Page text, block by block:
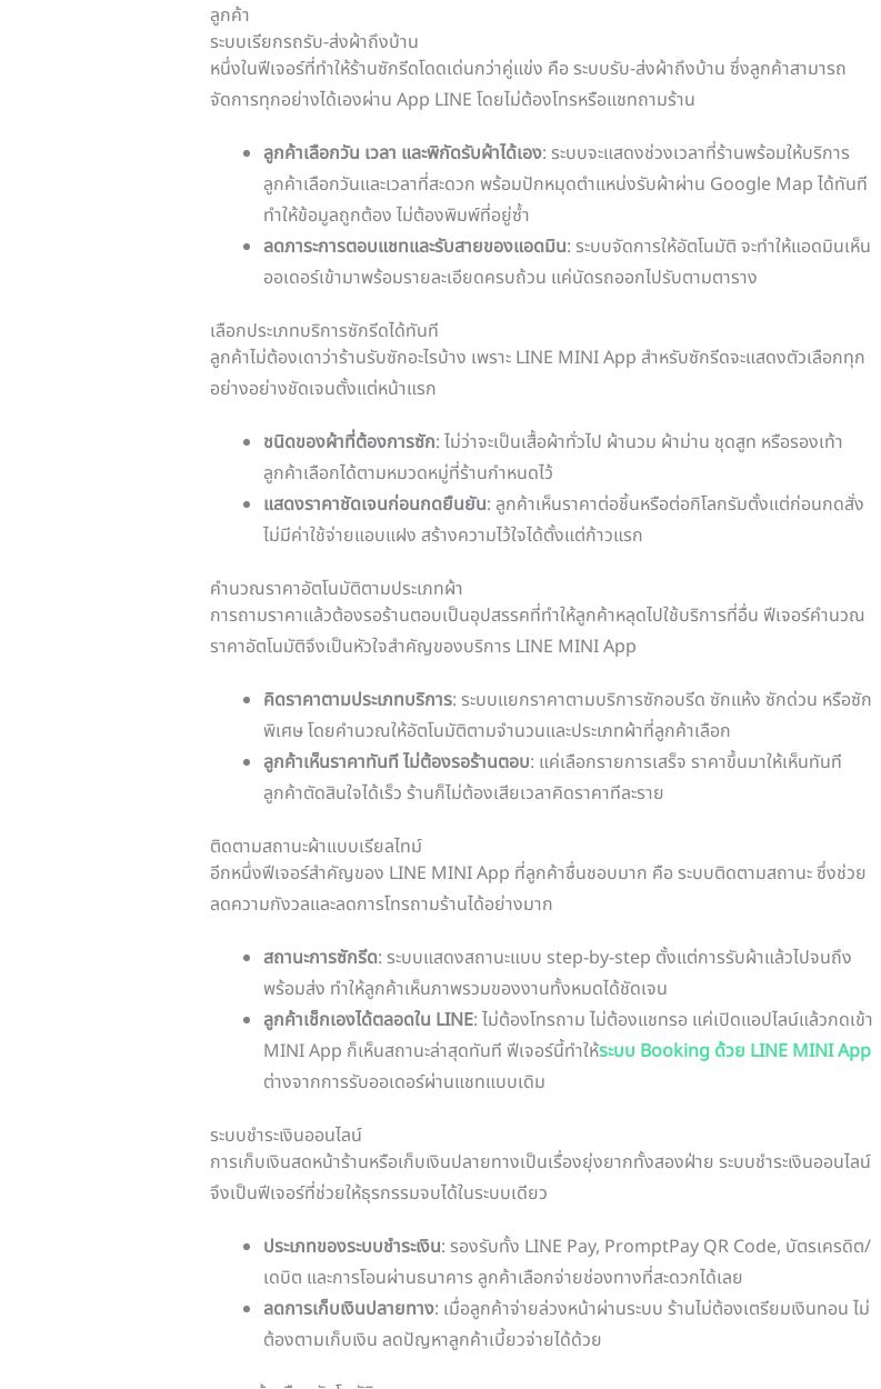
ลูกค้า
ระบบเรียกรถรับ-ส่งผ้าถึงบ้าน
หนึ่งในฟีเจอร์ที่ทำให้ร้านซักรีดโดดเด่นกว่าคู่แข่ง คือ ระบบรับ-ส่งผ้าถึงบ้าน ซึ่งลูกค้าสามารถ
จัดการทุกอย่างได้เองผ่าน App LINE โดยไม่ต้องโทรหรือแชทถามร้าน
ลูกค้าเลือกวัน เวลา และพิกัดรับผ้าได้เอง: ระบบจะแสดงช่วงเวลาที่ร้านพร้อมให้บริการ
ลูกค้าเลือกวันและเวลาที่สะดวก พร้อมปักหมุดตำแหน่งรับผ้าผ่าน Google Map ได้ทันที
ทำให้ข้อมูลถูกต้อง ไม่ต้องพิมพ์ที่อยู่ซ้ำ
ลดภาระการตอบแชทและรับสายของแอดมิน: ระบบจัดการให้อัตโนมัติ จะทำให้แอดมินเห็น
ออเดอร์เข้ามาพร้อมรายละเอียดครบถ้วน แค่นัดรถออกไปรับตามตาราง
เลือกประเภทบริการซักรีดได้ทันที
ลูกค้าไม่ต้องเดาว่าร้านรับซักอะไรบ้าง เพราะ LINE MINI App สำหรับซักรีดจะแสดงตัวเลือกทุก
อย่างอย่างชัดเจนตั้งแต่หน้าแรก
ชนิดของผ้าที่ต้องการซัก: ไม่ว่าจะเป็นเสื้อผ้าทั่วไป ผ้านวม ผ้าม่าน ชุดสูท หรือรองเท้า
ลูกค้าเลือกได้ตามหมวดหมู่ที่ร้านกำหนดไว้
แสดงราคาชัดเจนก่อนกดยืนยัน: ลูกค้าเห็นราคาต่อชิ้นหรือต่อกิโลกรัมตั้งแต่ก่อนกดสั่ง
ไม่มีค่าใช้จ่ายแอบแฝง สร้างความไว้ใจได้ตั้งแต่ก้าวแรก
คำนวณราคาอัตโนมัติตามประเภทผ้า
การถามราคาแล้วต้องรอร้านตอบเป็นอุปสรรคที่ทำให้ลูกค้าหลุดไปใช้บริการที่อื่น ฟีเจอร์คำนวณ
ราคาอัตโนมัติจึงเป็นหัวใจสำคัญของบริการ LINE MINI App
คิดราคาตามประเภทบริการ: ระบบแยกราคาตามบริการซักอบรีด ซักแห้ง ซักด่วน หรือซัก
พิเศษ โดยคำนวณให้อัตโนมัติตามจำนวนและประเภทผ้าที่ลูกค้าเลือก
ลูกค้าเห็นราคาทันที ไม่ต้องรอร้านตอบ: แค่เลือกรายการเสร็จ ราคาขึ้นมาให้เห็นทันที
ลูกค้าตัดสินใจได้เร็ว ร้านก็ไม่ต้องเสียเวลาคิดราคาทีละราย
ติดตามสถานะผ้าแบบเรียลไทม์
อีกหนึ่งฟีเจอร์สำคัญของ LINE MINI App ที่ลูกค้าชื่นชอบมาก คือ ระบบติดตามสถานะ ซึ่งช่วย
ลดความกังวลและลดการโทรถามร้านได้อย่างมาก
สถานะการซักรีด: ระบบแสดงสถานะแบบ step-by-step ตั้งแต่การรับผ้าแล้วไปจนถึง
พร้อมส่ง ทำให้ลูกค้าเห็นภาพรวมของงานทั้งหมดได้ชัดเจน
ลูกค้าเช็กเองได้ตลอดใน LINE: ไม่ต้องโทรถาม ไม่ต้องแชทรอ แค่เปิดแอปไลน์แล้วกดเข้า
MINI App ก็เห็นสถานะล่าสุดทันที ฟีเจอร์นี้ทำให้ระบบ Booking ด้วย LINE MINI App
ต่างจากการรับออเดอร์ผ่านแชทแบบเดิม
ระบบชำระเงินออนไลน์
การเก็บเงินสดหน้าร้านหรือเก็บเงินปลายทางเป็นเรื่องยุ่งยากทั้งสองฝ่าย ระบบชำระเงินออนไลน์
จึงเป็นฟีเจอร์ที่ช่วยให้ธุรกรรมจบได้ในระบบเดียว
ประเภทของระบบชำระเงิน: รองรับทั้ง LINE Pay, PromptPay QR Code, บัตรเครดิต/
เดบิต และการโอนผ่านธนาคาร ลูกค้าเลือกจ่ายช่องทางที่สะดวกได้เลย
ลดการเก็บเงินปลายทาง: เมื่อลูกค้าจ่ายล่วงหน้าผ่านระบบ ร้านไม่ต้องเตรียมเงินทอน ไม่
ต้องตามเก็บเงิน ลดปัญหาลูกค้าเบี้ยวจ่ายได้ด้วย